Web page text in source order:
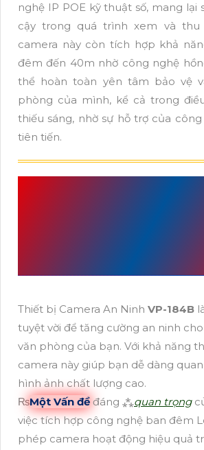
nghệ IP POE kỹ thuật số, mang lại
cậy trong quá trình xem và thu
camera này còn tích hợp khả
đêm đến 40m nhờ công nghệ
thể hoàn toàn yên tâm bảo vệ
phòng của mình, kể cả trong
thiếu sáng, nhờ sự hỗ trợ của
tiên tiến.
Thiết bị Camera An Ninh VP-184B
tuyệt vời để tăng cường an ninh
văn phòng của bạn. Với khả năng
camera này giúp bạn dễ dàng quan
hình ảnh chất lượng cao.
₨Một Vấn đề đáng ⁂quan trọng
việc tích hợp công nghệ ban đêm
phép camera hoạt động hiệu quả